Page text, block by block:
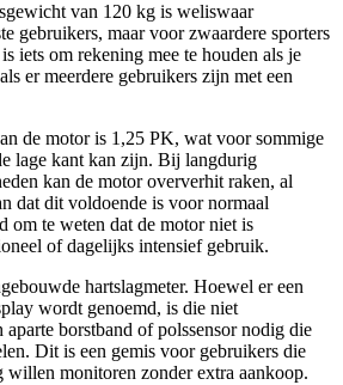
van 120 kg is weliswaar
gebruikers, maar voor zwaardere sporters
iets om rekening mee te houden als je
er meerdere gebruikers zijn met een
de motor is 1,25 PK, wat voor sommige
lage kant kan zijn. Bij langdurig
kan de motor oververhit raken, al
dat dit voldoende is voor normaal
om te weten dat de motor niet is
of dagelijks intensief gebruik.
hartslagmeter. Hoewel er een
wordt genoemd, is die niet
aparte borstband of polssensor nodig die
Dit is een gemis voor gebruikers die
willen monitoren zonder extra aankoop.